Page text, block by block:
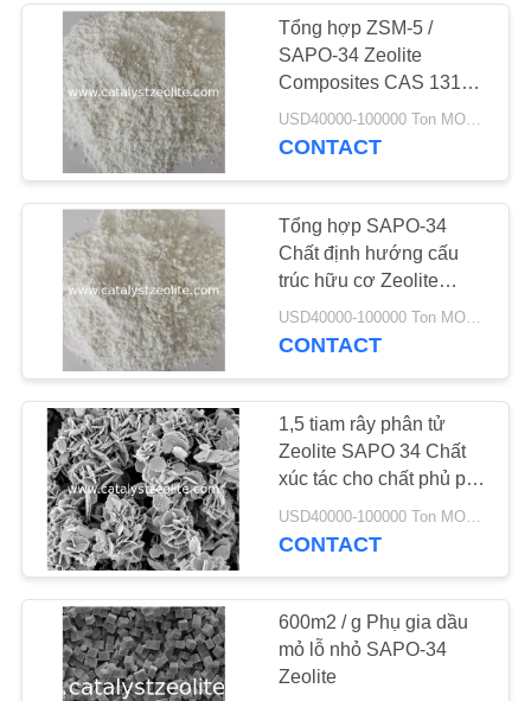
CÁC
TRƯỜNG
HỢP
SƠ
TRANG
WEB
PRIVACY
POLICY
Zeolit ​​TS-1
Chất xúc tác HTS
10
Sàng phân tử
Zeolite
58
Tổng hợp ZSM-5 /
SAPO-34 Zeolite
Composites CAS 1318-
02-1 cho chất xúc tác
MTO
USD40000-100000 Ton MOQ:1 kg
CONTACT
Tổng hợp SAPO-34
Chất định hướng cấu
trúc hữu cơ Zeolite
Khẩu độ 0,4nm
USD40000-100000 Ton MOQ:1 kg
CONTACT
1,5 tiam rây phân tử
Zeolite SAPO 34 Chất
xúc tác cho chất phủ phụ
trợ
CONTACT
600m2 / g Phụ gia dầu
mỏ lỗ nhỏ SAPO-34
Zeolite